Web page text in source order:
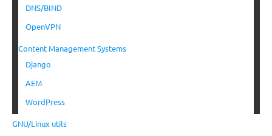
DNS/BIND
OpenVPN
Content Management Systems
Django
AEM
WordPress
GNU/Linux utils